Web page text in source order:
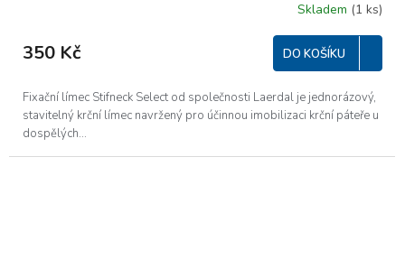
Skladem (1 ks)
350 Kč DO KOŠÍKU
​Fixační límec Stifneck Select od společnosti Laerdal je jednorázový,
stavitelný krční límec navržený pro účinnou imobilizaci krční páteře u
dospělých...